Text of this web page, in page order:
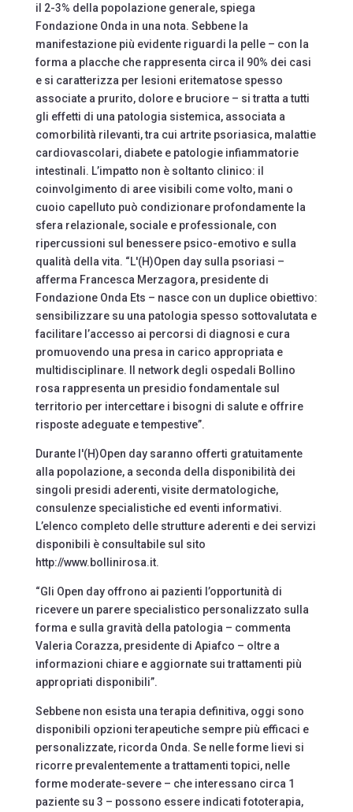
il 2-3% della popolazione generale, spiega
Fondazione Onda in una nota. Sebbene la
manifestazione più evidente riguardi la pelle – con la
forma a placche che rappresenta circa il 90% dei casi
e si caratterizza per lesioni eritematose spesso
associate a prurito, dolore e bruciore – si tratta a tutti
gli effetti di una patologia sistemica, associata a
comorbilità rilevanti, tra cui artrite psoriasica, malattie
cardiovascolari, diabete e patologie infiammatorie
intestinali. L’impatto non è soltanto clinico: il
coinvolgimento di aree visibili come volto, mani o
cuoio capelluto può condizionare profondamente la
sfera relazionale, sociale e professionale, con
ripercussioni sul benessere psico-emotivo e sulla
qualità della vita. “L'(H)Open day sulla psoriasi –
afferma Francesca Merzagora, presidente di
Fondazione Onda Ets – nasce con un duplice obiettivo:
sensibilizzare su una patologia spesso sottovalutata e
facilitare l’accesso ai percorsi di diagnosi e cura
promuovendo una presa in carico appropriata e
multidisciplinare. Il network degli ospedali Bollino
rosa rappresenta un presidio fondamentale sul
territorio per intercettare i bisogni di salute e offrire
risposte adeguate e tempestive”.
Durante l'(H)Open day saranno offerti gratuitamente
alla popolazione, a seconda della disponibilità dei
singoli presidi aderenti, visite dermatologiche,
consulenze specialistiche ed eventi informativi.
L’elenco completo delle strutture aderenti e dei servizi
disponibili è consultabile sul sito
http://www.bollinirosa.it.
“Gli Open day offrono ai pazienti l’opportunità di
ricevere un parere specialistico personalizzato sulla
forma e sulla gravità della patologia – commenta
Valeria Corazza, presidente di Apiafco – oltre a
informazioni chiare e aggiornate sui trattamenti più
appropriati disponibili”.
Sebbene non esista una terapia definitiva, oggi sono
disponibili opzioni terapeutiche sempre più efficaci e
personalizzate, ricorda Onda. Se nelle forme lievi si
ricorre prevalentemente a trattamenti topici, nelle
forme moderate-severe – che interessano circa 1
paziente su 3 – possono essere indicati fototerapia,